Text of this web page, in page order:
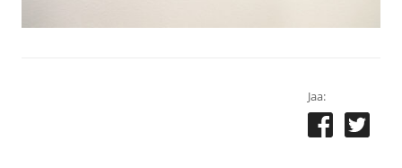
Jaa: